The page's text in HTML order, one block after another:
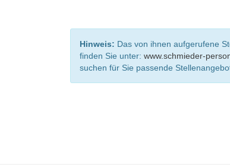
Hinweis: Das von ihnen aufgerufene
finden Sie unter: www.schmieder-
suchen für Sie passende